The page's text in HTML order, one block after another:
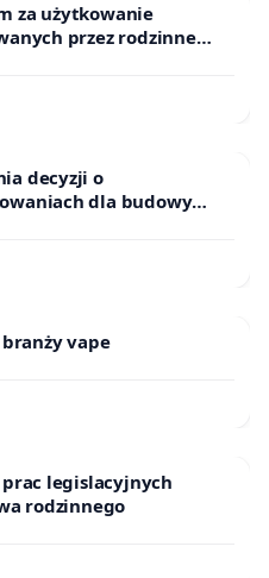
za użytkowanie
przez rodzinne
decyzji o
dla budowy
„Krynki” w
ochrony mieszkańców i
vape
prac legislacyjnych
rodzinnego